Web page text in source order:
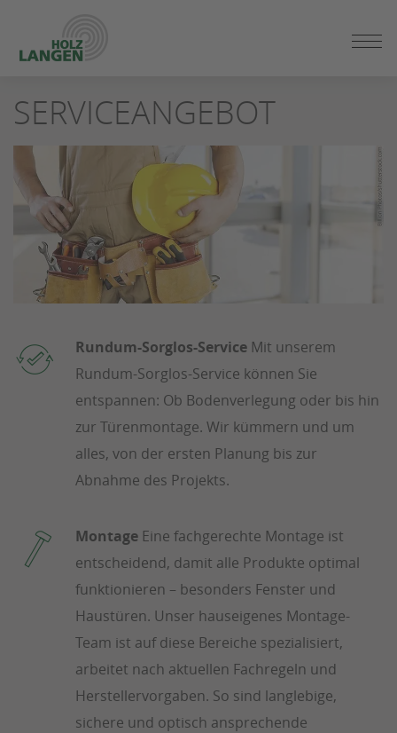
SEITENINHALT
SPRINGEN
SERVICEANGEBOT
Rundum-Sorglos-Service Mit unserem
Rundum-Sorglos-Service können Sie
entspannen: Ob Bodenverlegung oder bis hin
zur Türenmontage. Wir kümmern und um
alles, von der ersten Planung bis zur
Abnahme des Projekts.
Montage Eine fachgerechte Montage ist
entscheidend, damit alle Produkte optimal
funktionieren – besonders Fenster und
Haustüren. Unser hauseigenes Montage-
Team ist auf diese Bereiche spezialisiert,
arbeitet nach aktuellen Fachregeln und
Herstellervorgaben. So sind langlebige,
sichere und optisch ansprechende